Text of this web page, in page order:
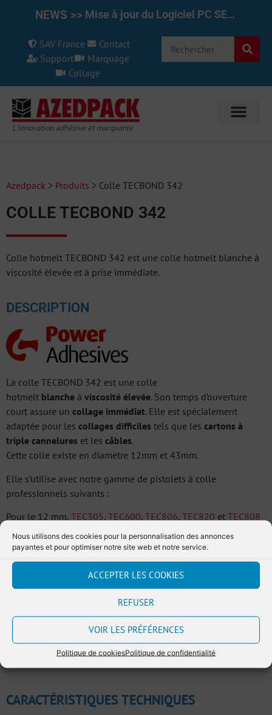
Nous utilisons des cookies pour la personnalisation des annonces
payantes et pour optimiser notre site web et notre service.
ACCEPTER LES COOKIES
REFUSER
VOIR LES PRÉFÉRENCES
Politique de cookiesPolitique de confidentialité
NEWS >> Mise à jour du Logiciel PC SET pour le REINER 1025/970 7.50
SAV France
Contact
Support
Marquage
Collage
Azedpack > Produits > Colle TECBOND 342
COLLE TECBOND 342
Colle hotmelt TECBOND 342 est une colle hotmelt blanche à
viscosité élevée et à prise immédiate.
DESCRIPTION
La colle TECBOND 342 est une colle
hotmelt blanche à viscosité élevée. Son temps d’ouverture
court assure un collage immédiat. Elle est spécialement
adaptée pour les collages difficiles tels que les cartons à
triple cannelures et les câbles.
Cette colle existe en diamètre 12mm et 43mm.
Elle s’utilise avec notre gamme de pistolets à colle
professionnels suivants :
Pour le 12 mm, TEC305, TEC600, TEC806, TEC820 et TEC808
Pour le 43 mm,TEC3400,TEC6100,TEC6300
Ajouter au devis
CARACTÉRISTIQUES TECHNIQUES